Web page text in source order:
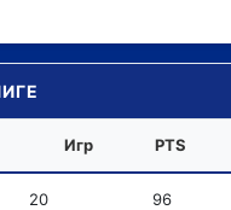
Игр PTS
20 96